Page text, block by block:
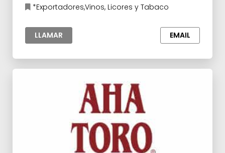
*Exportadores,Vinos, Licores y Tabaco
LLAMAR EMAIL